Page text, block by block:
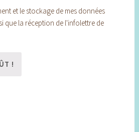
et le stockage de mes données
que la réception de l'infolettre de